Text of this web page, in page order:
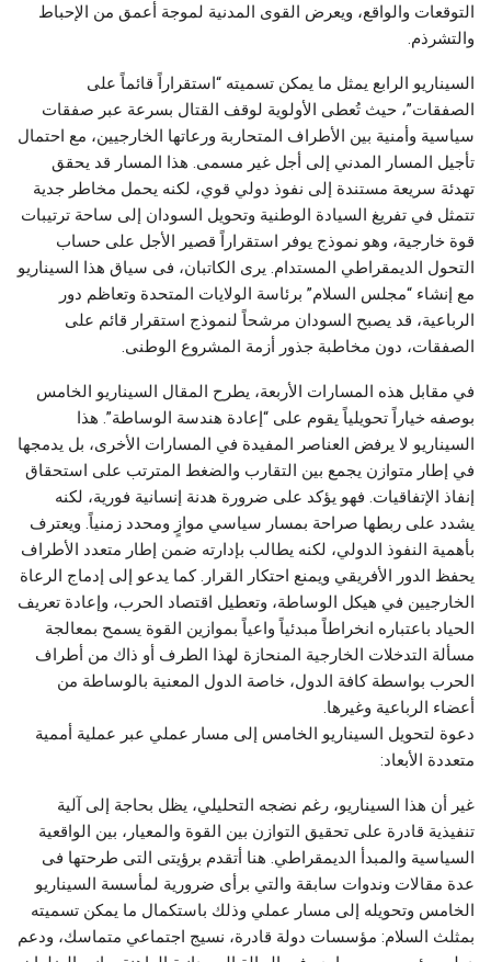
التوقعات والواقع، ويعرض القوى المدنية لموجة أعمق من الإحباط
والتشرذم.
السيناريو الرابع يمثل ما يمكن تسميته “استقراراً قائماً على
الصفقات”، حيث تُعطى الأولوية لوقف القتال بسرعة عبر صفقات
سياسية وأمنية بين الأطراف المتحاربة ورعاتها الخارجيين، مع احتمال
تأجيل المسار المدني إلى أجل غير مسمى. هذا المسار قد يحقق
تهدئة سريعة مستندة إلى نفوذ دولي قوي، لكنه يحمل مخاطر جدية
تتمثل في تفريغ السيادة الوطنية وتحويل السودان إلى ساحة ترتيبات
قوة خارجية، وهو نموذج يوفر استقراراً قصير الأجل على حساب
التحول الديمقراطي المستدام. يرى الكاتبان، فى سياق هذا السيناريو
مع إنشاء “مجلس السلام” برئاسة الولايات المتحدة وتعاظم دور
الرباعية، قد يصبح السودان مرشحاً لنموذج استقرار قائم على
الصفقات، دون مخاطبة جذور أزمة المشروع الوطنى.
في مقابل هذه المسارات الأربعة، يطرح المقال السيناريو الخامس
بوصفه خياراً تحويلياً يقوم على “إعادة هندسة الوساطة”. هذا
السيناريو لا يرفض العناصر المفيدة في المسارات الأخرى، بل يدمجها
في إطار متوازن يجمع بين التقارب والضغط المترتب على استحقاق
إنفاذ الإتفاقيات. فهو يؤكد على ضرورة هدنة إنسانية فورية، لكنه
يشدد على ربطها صراحة بمسار سياسي موازٍ ومحدد زمنياً. ويعترف
بأهمية النفوذ الدولي، لكنه يطالب بإدارته ضمن إطار متعدد الأطراف
يحفظ الدور الأفريقي ويمنع احتكار القرار. كما يدعو إلى إدماج الرعاة
الخارجيين في هيكل الوساطة، وتعطيل اقتصاد الحرب، وإعادة تعريف
الحياد باعتباره انخراطاً مبدئياً واعياً بموازين القوة يسمح بمعالجة
مسألة التدخلات الخارجية المنحازة لهذا الطرف أو ذاك من أطراف
الحرب بواسطة كافة الدول، خاصة الدول المعنية بالوساطة من
أعضاء الرباعية وغيرها.
دعوة لتحويل السيناريو الخامس إلى مسار عملي عبر عملية أممية
متعددة الأبعاد:
غير أن هذا السيناريو، رغم نضجه التحليلي، يظل بحاجة إلى آلية
تنفيذية قادرة على تحقيق التوازن بين القوة والمعيار، بين الواقعية
السياسية والمبدأ الديمقراطي. هنا أتقدم برؤيتى التى طرحتها فى
عدة مقالات وندوات سابقة والتي برأى ضرورية لمأسسة السيناريو
الخامس وتحويله إلى مسار عملي وذلك باستكمال ما يمكن تسميته
بمثلث السلام: مؤسسات دولة قادرة، نسيج اجتماعي متماسك، ودعم